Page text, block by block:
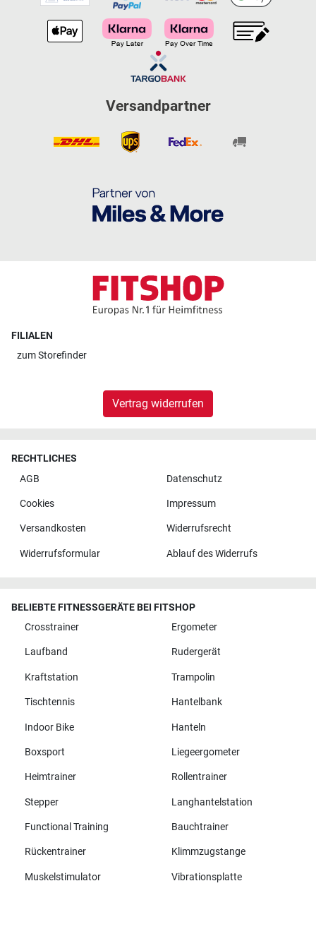
Versandpartner
FILIALEN
zumStorefinder
Vertrag widerrufen
RECHTLICHES
AGB
Datenschutz
Cookies Impressum
Versandkosten Widerrufsrecht
Widerrufsformular Ablauf des Widerrufs
BELIEBTE FITNESSGERÄTE BEI FITSHOP
Crosstrainer
Ergometer
Laufband Rudergerät
Kraftstation Trampolin
Tischtennis Hantelbank
Indoor Bike Hanteln
Boxsport Liegeergometer
Heimtrainer Rollentrainer
Stepper Langhantelstation
Functional Training Bauchtrainer
Rückentrainer Klimmzugstange
Muskelstimulator Vibrationsplatte